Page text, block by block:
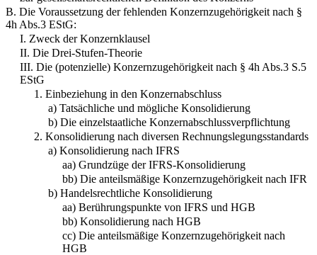
B. Die Voraussetzung der fehlenden Konzernzugehörigkeit nach §
4h Abs.3 EStG:
I. Zweck der Konzernklausel
II. Die Drei-Stufen-Theorie
III. Die (potenzielle) Konzernzugehörigkeit nach § 4h Abs.3 S.5
EStG
1. Einbeziehung in den Konzernabschluss
a) Tatsächliche und mögliche Konsolidierung
b) Die einzelstaatliche Konzernabschlussverpflichtung
2. Konsolidierung nach diversen Rechnungslegungsstandards
a) Konsolidierung nach IFRS
aa) Grundzüge der IFRS-Konsolidierung
bb) Die anteilsmäßige Konzernzugehörigkeit nach IFR
b) Handelsrechtliche Konsolidierung
aa) Berührungspunkte von IFRS und HGB
bb) Konsolidierung nach HGB
cc) Die anteilsmäßige Konzernzugehörigkeit nach
HGB